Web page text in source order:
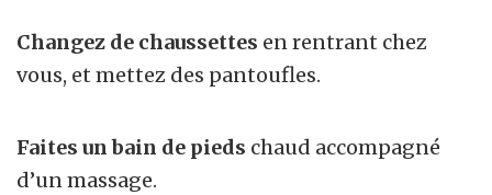
Changez de chaussettes en rentrant chez
vous, et mettez des pantoufles.
Faites un bain de pieds chaud accompagné
d’un massage.